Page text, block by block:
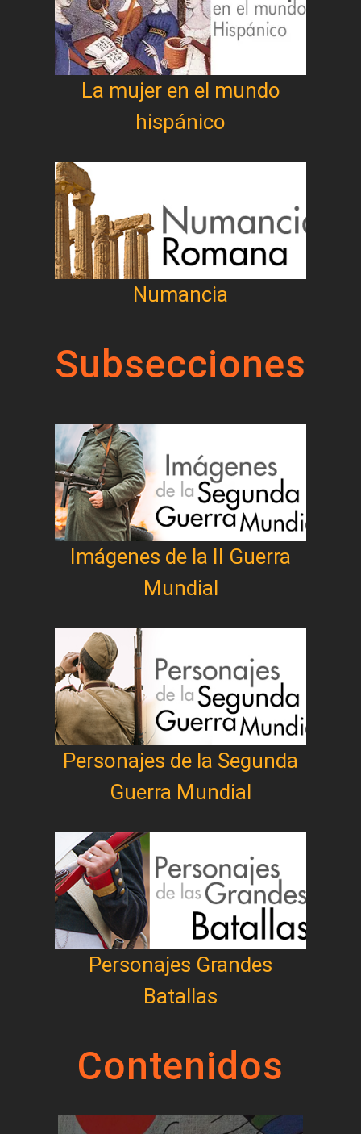
La mujer en el mundo
hispánico
Numancia
Subsecciones
Imágenes de la II Guerra
Mundial
Personajes de la Segunda
Guerra Mundial
Personajes Grandes
Batallas
Contenidos